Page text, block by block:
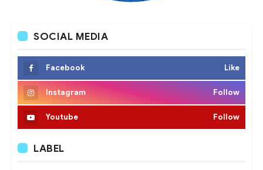
SOCIAL MEDIA
Facebook Like
Instagram Follow
Youtube Follow
LABEL